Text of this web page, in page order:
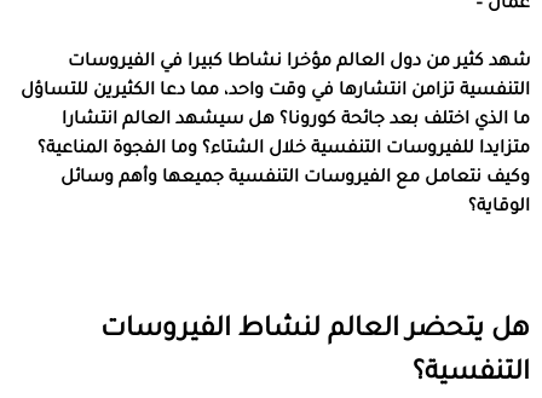
عمان –
شهد كثير من دول العالم مؤخرا نشاطا كبيرا في الفيروسات
التنفسية تزامن انتشارها في وقت واحد، مما دعا الكثيرين للتساؤل
ما الذي اختلف بعد جائحة كورونا؟ هل سيشهد العالم انتشارا
متزايدا للفيروسات التنفسية خلال الشتاء؟ وما الفجوة المناعية؟
وكيف نتعامل مع الفيروسات التنفسية جميعها وأهم وسائل
الوقاية؟
هل يتحضر العالم لنشاط الفيروسات
التنفسية؟